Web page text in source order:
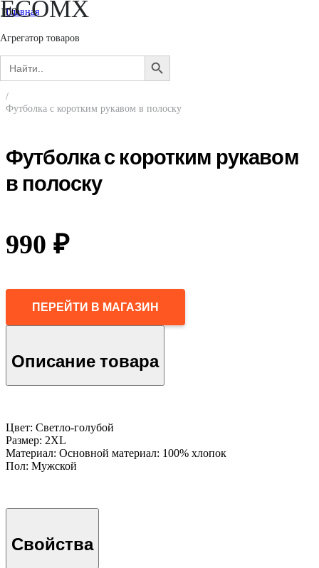
ECOMX
Агрегатор товаров
Search
for:
SEARCH
BUTTON
Главная
Мужчинам
Одежда
Футболки
/
Футболка с коротким рукавом в полоску
Футболка с коротким рукавом
в полоску
990 ₽
ПЕРЕЙТИ В МАГАЗИН
Описание товара
Цвет: Светло-голубой
Размер: 2XL
Материал: Основной материал: 100% хлопок
Пол: Мужской
Свойства